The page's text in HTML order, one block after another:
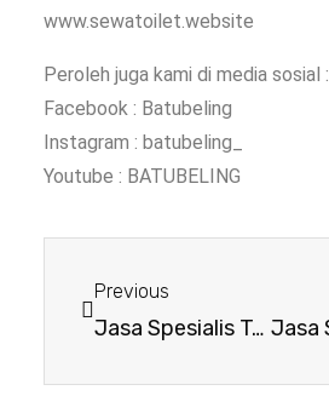
www.sewatoilet.website
Peroleh juga kami di media sosial :
Facebook : Batubeling
Instagram : batubeling_
Youtube : BATUBELING
Previous
Jasa Spesialis Toilet Portable Pasuruan